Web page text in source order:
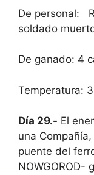
De personal:
soldado
De ganado: 4
Temperatura:
Día 29.- El
una
puente del
NOWGOROD-